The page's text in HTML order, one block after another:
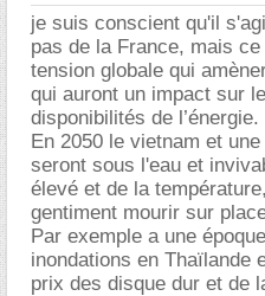
je suis conscient qu'il
pas de la France, mais
tension globale qui
qui auront un impact sur
disponibilités de l’énergie.
En 2050 le vietnam et
seront sous l'eau et
élevé et de la
gentiment mourir sur
Par exemple a une
inondations en Thaïlande
prix des disque dur et de